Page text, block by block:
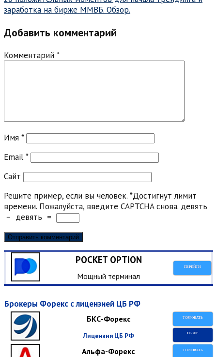
записям
заработка на бирже ММВБ. Обзор.
Добавить комментарий
Комментарий *
Имя *
Email *
Сайт
Решите пример, если вы человек. *Достигнут лимит
времени. Пожалуйста, введите CAPTCHA снова. девять
− девять =
POCKET OPTION
ПЕРЕЙТИ
Мощный терминал
Брокеры Форекс с лицензией ЦБ РФ
БКС-Форекс ТОРГОВАТЬ
Лицензия ЦБ РФ ОБЗОР
Альфа-Форекс ТОРГОВАТЬ